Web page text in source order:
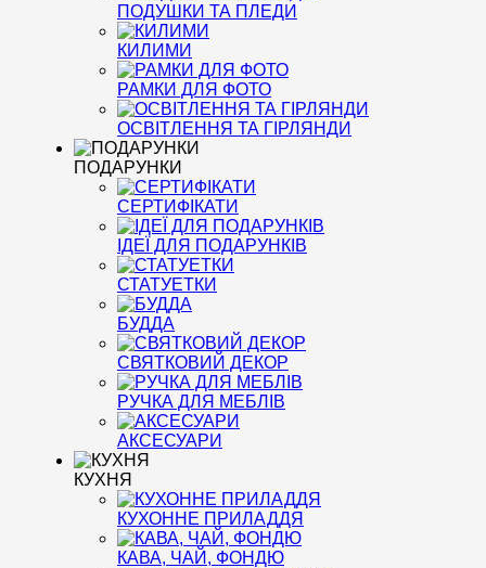
ПОДУШКИ ТА ПЛЕДИ
КИЛИМИ
РАМКИ ДЛЯ ФОТО
ОСВІТЛЕННЯ ТА ГІРЛЯНДИ
ПОДАРУНКИ
СЕРТИФІКАТИ
ІДЕЇ ДЛЯ ПОДАРУНКІВ
СТАТУЕТКИ
БУДДА
СВЯТКОВИЙ ДЕКОР
РУЧКА ДЛЯ МЕБЛІВ
АКСЕСУАРИ
КУХНЯ
КУХОННЕ ПРИЛАДДЯ
КАВА, ЧАЙ, ФОНДЮ